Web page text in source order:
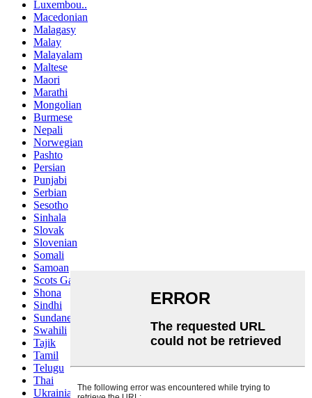
Luxembou..
Macedonian
Malagasy
Malay
Malayalam
Maltese
Maori
Marathi
Mongolian
Burmese
Nepali
Norwegian
Pashto
Persian
Punjabi
Serbian
Sesotho
Sinhala
Slovak
Slovenian
Somali
Samoan
Scots Gaelic
Shona
Sindhi
Sundanese
Swahili
Tajik
Tamil
Telugu
Thai
Ukrainian